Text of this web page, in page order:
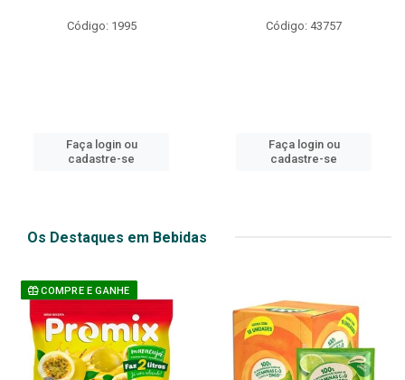
Código: 1995
Faça login ou
cadastre-se
Código: 43757
Faça login ou
cadastre-se
Os Destaques em Bebidas
COMPRE E GANHE